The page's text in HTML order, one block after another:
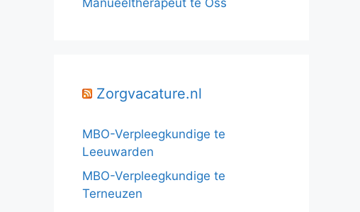
Manueeltherapeut te Oss
Zorgvacature.nl
MBO-Verpleegkundige te
Leeuwarden
MBO-Verpleegkundige te
Terneuzen